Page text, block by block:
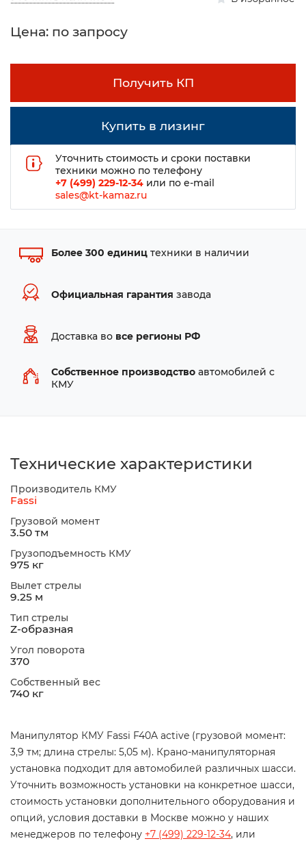
Цена: по запросу
Получить КП
Купить в лизинг
Уточнить стоимость и сроки поставки
техники можно по телефону
+7 (499) 229-12-34 или по e-mail
sales@kt-kamaz.ru
Более 300 единиц техники в наличии
Официальная гарантия завода
Доставка во все регионы РФ
Собственное производство автомобилей с
КМУ
Технические характеристики
Производитель КМУ
Fassi
Грузовой момент
3.50 тм
Грузоподъемность КМУ
975 кг
Вылет стрелы
9.25 м
Тип стрелы
Z-образная
Угол поворота
370
Собственный вес
740 кг
Манипулятор КМУ Fassi F40A active (грузовой момент:
3,9 тм; длина стрелы: 5,05 м). Крано-манипуляторная
установка подходит для автомобилей различных шасси.
Уточнить возможность установки на конкретное шасси,
стоимость установки дополнительного оборудования и
опций, условия доставки в Москве можно у наших
менеджеров по телефону +7 (499) 229-12-34, или